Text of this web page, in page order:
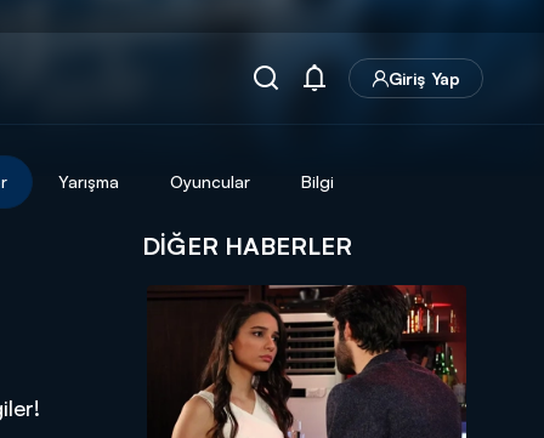
Giriş Yap
Yarışma Oyuncular Bilgi
DIĞER HABERLER